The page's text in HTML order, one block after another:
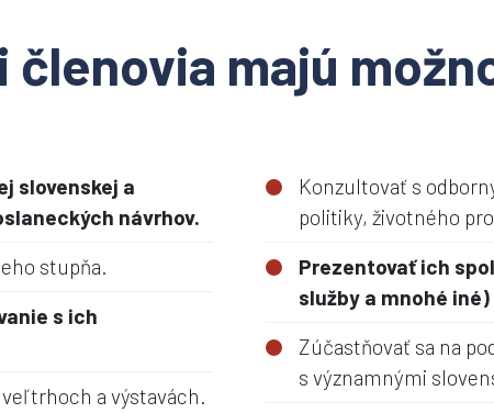
členovia majú
slovenskej a
návrhov.
stupňa.
s ich
a výstavách.
Konzultovať s
politiky, životného
Prezentovať ich
služby a mnohé
Zúčastňovať sa na
s významnými